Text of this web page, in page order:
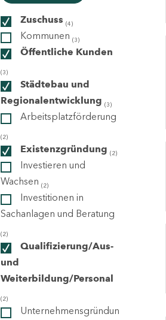
Zuschuss (4)
Kommunen (3)
Öffentliche Kunden
(3)
Städtebau und
Regionalentwicklung (3)
Arbeitsplatzförderung
(2)
Existenzgründung (2)
Investieren und
Wachsen (2)
Investitionen in
Sachanlagen und Beratung
(2)
Qualifizierung/Aus-
und
Weiterbildung/Personal
(2)
Unternehmensgründun